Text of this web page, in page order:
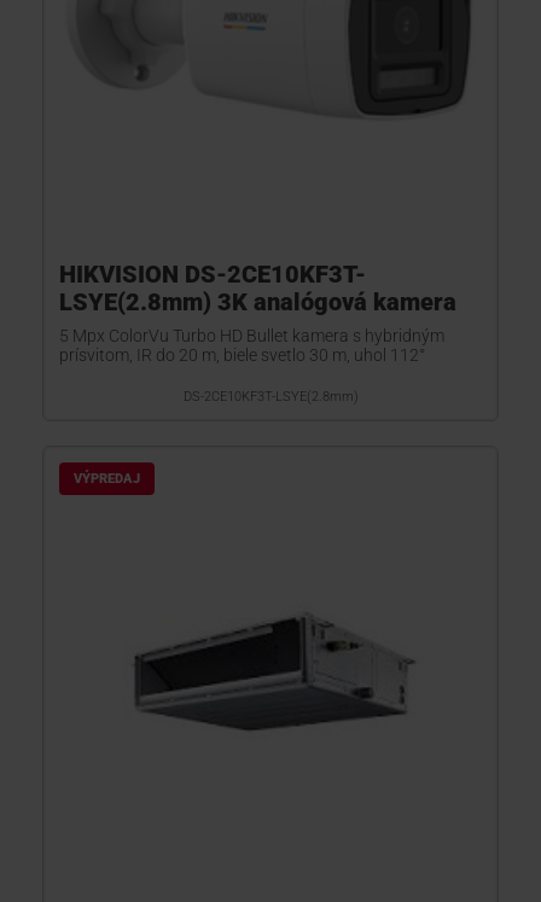
HIKVISION DS-2CE10KF3T-
LSYE(2.8mm) 3K analógová kamera
5 Mpx ColorVu Turbo HD Bullet kamera s hybridným
prísvitom, IR do 20 m, biele svetlo 30 m, uhol 112°
DS-2CE10KF3T-LSYE(2.8mm)
VÝPREDAJ